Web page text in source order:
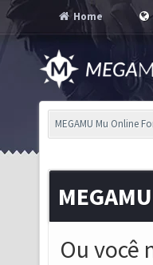
Home
MEGAMU Mu Online
Ou você